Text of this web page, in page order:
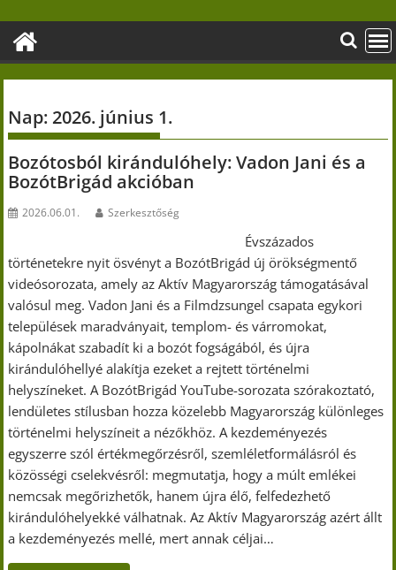
content
Nap: 2026. június 1.
Bozótosból kirándulóhely: Vadon Jani és a
BozótBrigád akcióban
2026.06.01. Szerkesztőség
Évszázados
történetekre nyit ösvényt a BozótBrigád új örökségmentő
videósorozata, amely az Aktív Magyarország támogatásával
valósul meg. Vadon Jani és a Filmdzsungel csapata egykori
települések maradványait, templom- és várromokat,
kápolnákat szabadít ki a bozót fogságából, és újra
kirándulóhellyé alakítja ezeket a rejtett történelmi
helyszíneket. A BozótBrigád YouTube-sorozata szórakoztató,
lendületes stílusban hozza közelebb Magyarország különleges
történelmi helyszíneit a nézőkhöz. A kezdeményezés
egyszerre szól értékmegőrzésről, szemléletformálásról és
közösségi cselekvésről: megmutatja, hogy a múlt emlékei
nemcsak megőrizhetők, hanem újra élő, felfedezhető
kirándulóhelyekké válhatnak. Az Aktív Magyarország azért állt
a kezdeményezés mellé, mert annak céljai…